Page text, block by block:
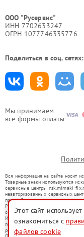
Мы принимаем
все формы оплаты
ООО "Русервис"
ИНН 7702633247
ОГРН 1077746335776
Поделиться в соц. сетях:
Вся информация на сайте носит
Товарные знаки используются
сервисные центры nsk.mimaki-
неавторизованных сервисных
правообладателями товарных
Ремонт осуществляется для
со статьей 1487 ГК РФ.
Использование товарных знаков
потребителей в заблуждение, а
ремонту техники указанных
Этот сайт
ознакомиться с
файлов cookie